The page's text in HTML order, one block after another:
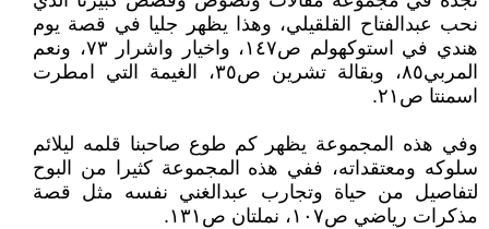
نحب عبدالفتاح القلقيلي، وهذا يظهر جليا في قصة يوم
هندي في استوكهولم ص١٤٧، واخيار واشرار ٧٣، ونعم
المربي٨٥، وبقالة تشرين ص٣٥، الغيمة التي امطرت
اسمنتا ص٢١.
وفي هذه المجموعة يظهر كم طوع صاحبنا قلمه ليلائم
سلوكه ومعتقداته، ففي هذه المجموعة كثيرا من البوح
لتفاصيل من حياة وتجارب عبدالغني نفسه مثل قصة
مذكرات رياضي ص١٠٧، نملتان ص١٣١.